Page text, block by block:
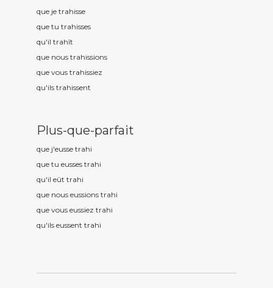
que je trahisse
que tu trahisses
qu'il trahît
que nous trahissions
que vous trahissiez
qu'ils trahissent
Plus-que-parfait
que j'eusse trahi
que tu eusses trahi
qu'il eût trahi
que nous eussions trahi
que vous eussiez trahi
qu'ils eussent trahi